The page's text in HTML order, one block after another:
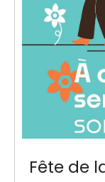
Fête de